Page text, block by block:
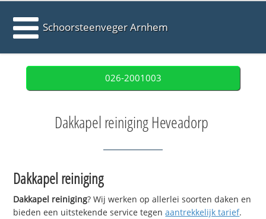
Schoorsteenveger Arnhem
026-2001003
Dakkapel reiniging Heveadorp
Dakkapel reiniging
Dakkapel reiniging? Wij werken op allerlei soorten daken en
bieden een uitstekende service tegenaantrekkelijk tarief.